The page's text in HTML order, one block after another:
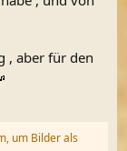
, aber für den
um Bilder als